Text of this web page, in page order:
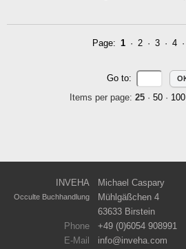
Page: 1 · 2 · 3 · 4 ·
Go to:
Items per page: 25 · 50 · 100
INVEHA Michael Caspary
Occulte Buchhandlung
Mühlgäßchen 4
63633 Birstein
Phone
+49 (0)6054 908991
E-Mail
info inveha.com